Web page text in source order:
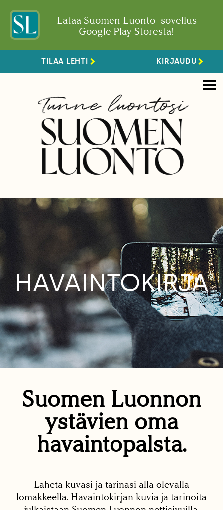
Lataa Suomen Luonto -sovellus
Google Play Storesta!
TILAA LEHTI KIRJAUDU
HAVAINTOKIRJA
Suomen Luonnon
ystävien oma
havaintopalsta.
Lähetä kuvasi ja tarinasi alla olevalla
lomakkeella. Havaintokirjan kuvia ja tarinoita